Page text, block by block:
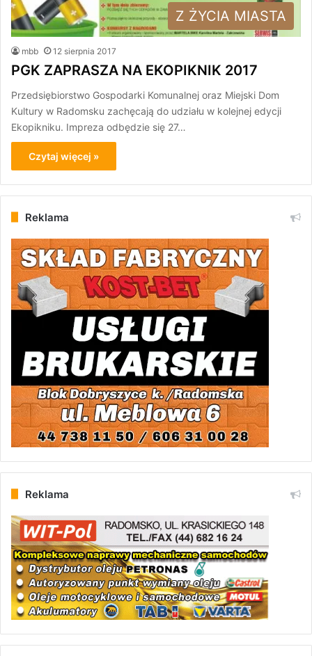
Z ŻYCIA MIASTA
mbb 12 sierpnia 2017
PGK ZAPRASZA NA EKOPIKNIK 2017
Przedsiębiorstwo Gospodarki Komunalnej oraz Miejski Dom
Kultury w Radomsku zachęcają do udziału w kolejnej edycji
Ekopikniku. Impreza odbędzie się 27…
Czytaj więcej »
Reklama
Reklama